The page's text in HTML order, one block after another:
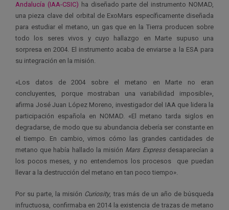
Andalucía (IAA-CSIC) ha diseñado parte del instrumento NOMAD,
una pieza clave del orbital de ExoMars específicamente diseñada
para estudiar el metano, un gas que en la Tierra producen sobre
todo los seres vivos y cuyo hallazgo en Marte supuso una
sorpresa en 2004. El instrumento acaba de enviarse a la ESA para
su integración en la misión.
«Los datos de 2004 sobre el metano en Marte no eran
concluyentes, porque mostraban una variabilidad imposible»,
afirma José Juan López Moreno, investigador del IAA que lidera la
participación española en NOMAD. «El metano tarda siglos en
degradarse, de modo que su abundancia debería ser constante en
el tiempo. En cambio, vimos cómo las grandes cantidades de
metano que había hallado la misión Mars Express desaparecían a
los pocos meses, y no entendemos los procesos que puedan
llevar a la destrucción del metano en tan poco tiempo».
Por su parte, la misión Curiosity, tras más de un año de búsqueda
infructuosa, confirmaba en 2014 la existencia de trazas de metano